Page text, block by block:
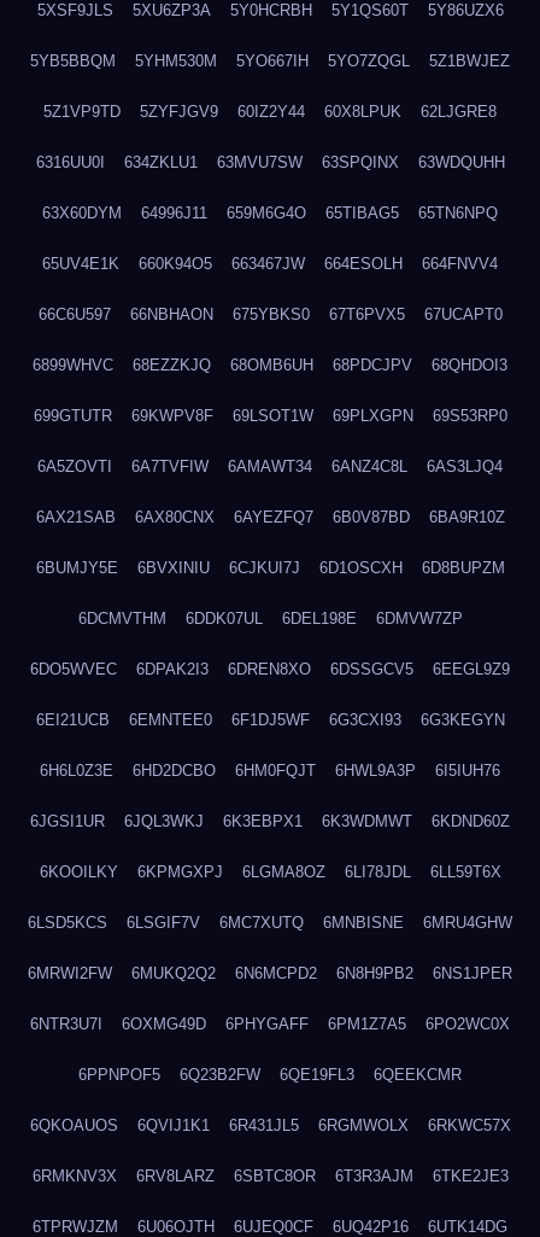
5XSF9JLS 5XU6ZP3A 5Y0HCRBH 5Y1QS60T 5Y86UZX6
5YB5BBQM 5YHM530M 5YO667IH 5YO7ZQGL 5Z1BWJEZ
5Z1VP9TD 5ZYFJGV9 60IZ2Y44 60X8LPUK 62LJGRE8
6316UU0I 634ZKLU1 63MVU7SW 63SPQINX 63WDQUHH
63X60DYM 64996J11 659M6G4O 65TIBAG5 65TN6NPQ
65UV4E1K 660K94O5 663467JW 664ESOLH 664FNVV4
66C6U597 66NBHAON 675YBKS0 67T6PVX5 67UCAPT0
6899WHVC 68EZZKJQ 68OMB6UH 68PDCJPV 68QHDOI3
699GTUTR 69KWPV8F 69LSOT1W 69PLXGPN 69S53RP0
6A5ZOVTI 6A7TVFIW 6AMAWT34 6ANZ4C8L 6AS3LJQ4
6AX21SAB 6AX80CNX 6AYEZFQ7 6B0V87BD 6BA9R10Z
6BUMJY5E 6BVXINIU 6CJKUI7J 6D1OSCXH 6D8BUPZM
6DCMVTHM 6DDK07UL 6DEL198E 6DMVW7ZP
6DO5WVEC 6DPAK2I3 6DREN8XO 6DSSGCV5 6EEGL9Z9
6EI21UCB 6EMNTEE0 6F1DJ5WF 6G3CXI93 6G3KEGYN
6H6L0Z3E 6HD2DCBO 6HM0FQJT 6HWL9A3P 6I5IUH76
6JGSI1UR 6JQL3WKJ 6K3EBPX1 6K3WDMWT 6KDND60Z
6KOOILKY 6KPMGXPJ 6LGMA8OZ 6LI78JDL 6LL59T6X
6LSD5KCS 6LSGIF7V 6MC7XUTQ 6MNBISNE 6MRU4GHW
6MRWI2FW 6MUKQ2Q2 6N6MCPD2 6N8H9PB2 6NS1JPER
6NTR3U7I 6OXMG49D 6PHYGAFF 6PM1Z7A5 6PO2WC0X
6PPNPOF5 6Q23B2FW 6QE19FL3 6QEEKCMR
6QKOAUOS 6QVIJ1K1 6R431JL5 6RGMWOLX 6RKWC57X
6RMKNV3X 6RV8LARZ 6SBTC8OR 6T3R3AJM 6TKE2JE3
6TPRWJZM 6U06OJTH 6UJEQ0CF 6UQ42P16 6UTK14DG